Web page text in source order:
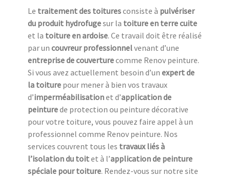
Le traitement des toituresconsiste à pulvériser
du produit hydrofugesur la toiture en terre cuite
et la toiture en ardoise. Ce travail doit être réalisé
par un couvreur professionnelvenant d’une
entreprise de couverturecomme Renov peinture.
Si vous avez actuellement besoin d’un expert de
la toiture pour mener à bien vos travaux
d’imperméabilisationet d’application de
peinturede protection ou peinture décorative
pour votre toiture, vous pouvez faire appel à un
professionnel comme Renov peinture. Nos
services couvrent tous les travaux liés à
l’isolation du toitet à l’application de peinture
spéciale pour toiture. Rendez-vous sur notre site